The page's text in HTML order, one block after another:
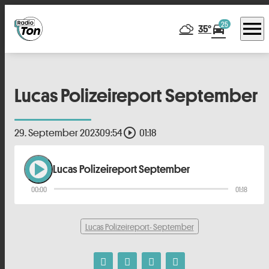
35°directions_car25 menu
Lucas Polizeireport September
29. September 202309:54play_circle_outline 01:18
play_arrow Lucas Polizeireport September
00:00 01:18
Lucas Polizeireport- September